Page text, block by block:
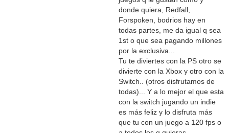
donde quiera, Redfall,
Forspoken, bodrios hay en
todas partes, me da igual q sea
1st o que sea pagando millones
por la exclusiva...
Tu te diviertes con la PS otro se
divierte con la Xbox y otro con la
Switch.. (otros disfrutamos de
todas)... Y a lo mejor el que esta
con la switch jugando un indie
es más feliz y lo disfruta más
que tu con un juego a 120 fps o